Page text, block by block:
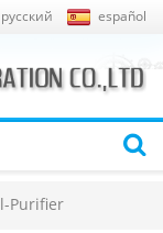
русский español
Purifier